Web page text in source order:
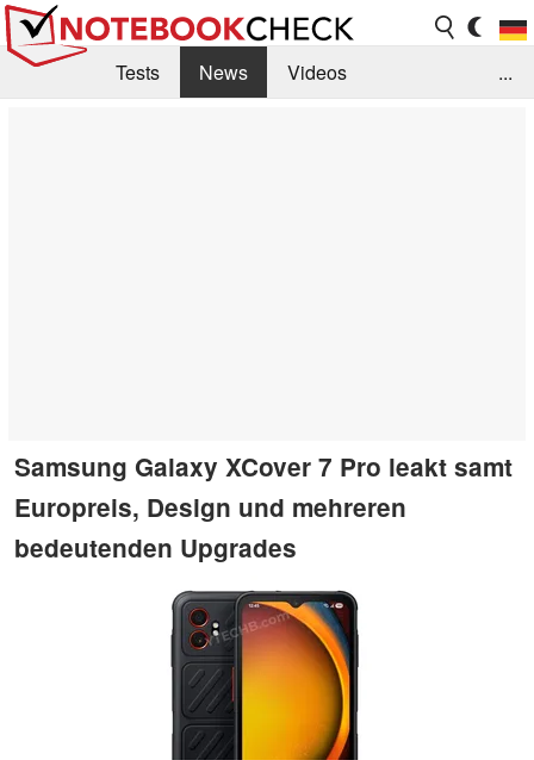
Tests News
Videos
...
Samsung Galaxy XCover 7 Pro leakt samt
Europreis, Design und mehreren
bedeutenden Upgrades